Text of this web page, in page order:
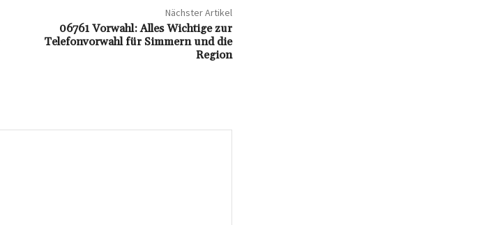
Nächster Artikel
06761 Vorwahl: Alles Wichtige zur
Telefonvorwahl für Simmern und die
Region